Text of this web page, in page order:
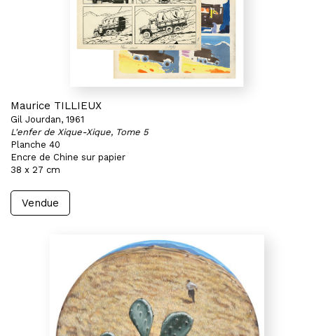
Maurice TILLIEUX
Gil Jourdan, 1961
L'enfer de Xique-Xique, Tome 5
Planche 40
Encre de Chine sur papier
38 x 27 cm
Vendue